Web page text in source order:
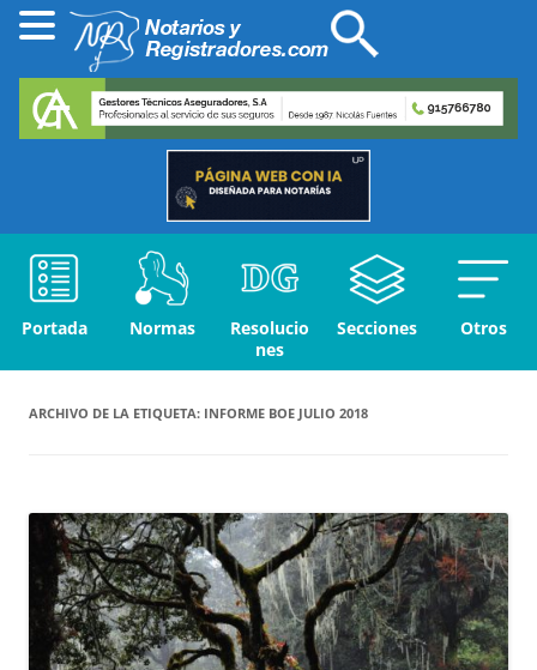
Portada Normas
Resolucio
nes
Secciones Otros
ARCHIVO DE LA ETIQUETA: INFORME BOE JULIO 2018